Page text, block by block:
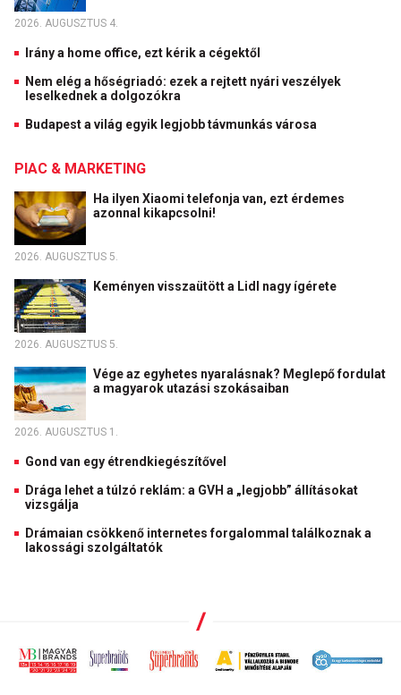
2026. AUGUSZTUS 4.
Irány a home office, ezt kérik a cégektől
Nem elég a hőségriadó: ezek a rejtett nyári veszélyek
leselkednek a dolgozókra
Budapest a világ egyik legjobb távmunkás városa
PIAC & MARKETING
Ha ilyen Xiaomi telefonja van, ezt érdemes
azonnal kikapcsolni!
2026. AUGUSZTUS 5.
Keményen visszaütött a Lidl nagy ígérete
2026. AUGUSZTUS 5.
Vége az egyhetes nyaralásnak? Meglepő fordulat
a magyarok utazási szokásaiban
2026. AUGUSZTUS 1.
Gond van egy étrendkiegészítővel
Drága lehet a túlzó reklám: a GVH a „legjobb” állításokat
vizsgálja
Drámaian csökkenő internetes forgalommal találkoznak a
lakossági szolgáltatók